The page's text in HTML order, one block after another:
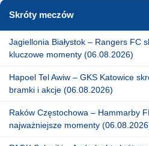
Skróty meczów
Jagiellonia Białystok – Rangers FC
kluczowe momenty (06.08.2026)
Hapoel Tel Awiw – GKS Katowice
bramki i akcje (06.08.2026)
Raków Częstochowa – Hammarby
najważniejsze momenty